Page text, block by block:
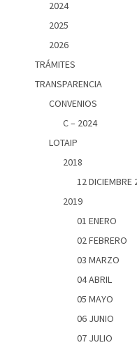
2024
2025
2026
TRÁMITES
TRANSPARENCIA
CONVENIOS
C – 2024
LOTAIP
2018
12 DICIEMBRE
2019
01 ENERO
02 FEBRERO
03 MARZO
04 ABRIL
05 MAYO
06 JUNIO
07 JULIO